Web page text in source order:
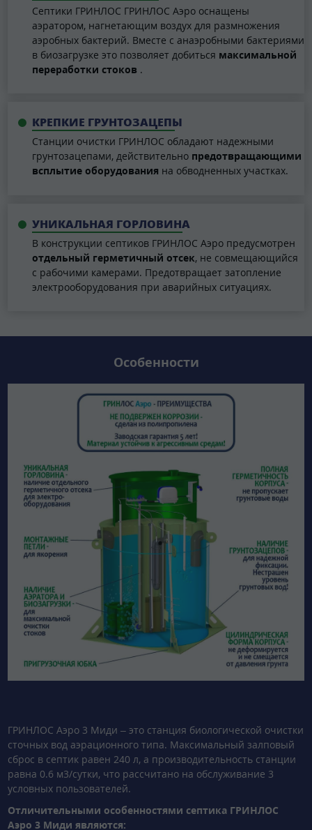
Септики ГРИНЛОС ГРИНЛОС Аэро оснащены
аэратором, нагнетающим воздух для размножения
аэробных бактерий. Вместе с анаэробными бактериями
в биозагрузке это позволяет добиться максимальной
переработки стоков .
КРЕПКИЕ ГРУНТОЗАЦЕПЫ
Станции очистки ГРИНЛОС обладают надежными
грунтозацепами, действительно предотвращающими
всплытие оборудования на обводненных участках.
УНИКАЛЬНАЯ ГОРЛОВИНА
В конструкции септиков ГРИНЛОС Аэро предусмотрен
отдельный герметичный отсек, не совмещающийся
с рабочими камерами. Предотвращает затопление
электрооборудования при аварийных ситуациях.
Особенности
ГРИНЛОС Аэро 3 Миди – это станция биологической очистки
сточных вод аэрационного типа. Максимальный залповый
сброс в септик равен 240 л, а производительность станции
равна 0.6 м3/сутки, что рассчитано на обслуживание 3
условных пользователей.
Отличительными особенностями септика ГРИНЛОС
Аэро 3 Миди являются: